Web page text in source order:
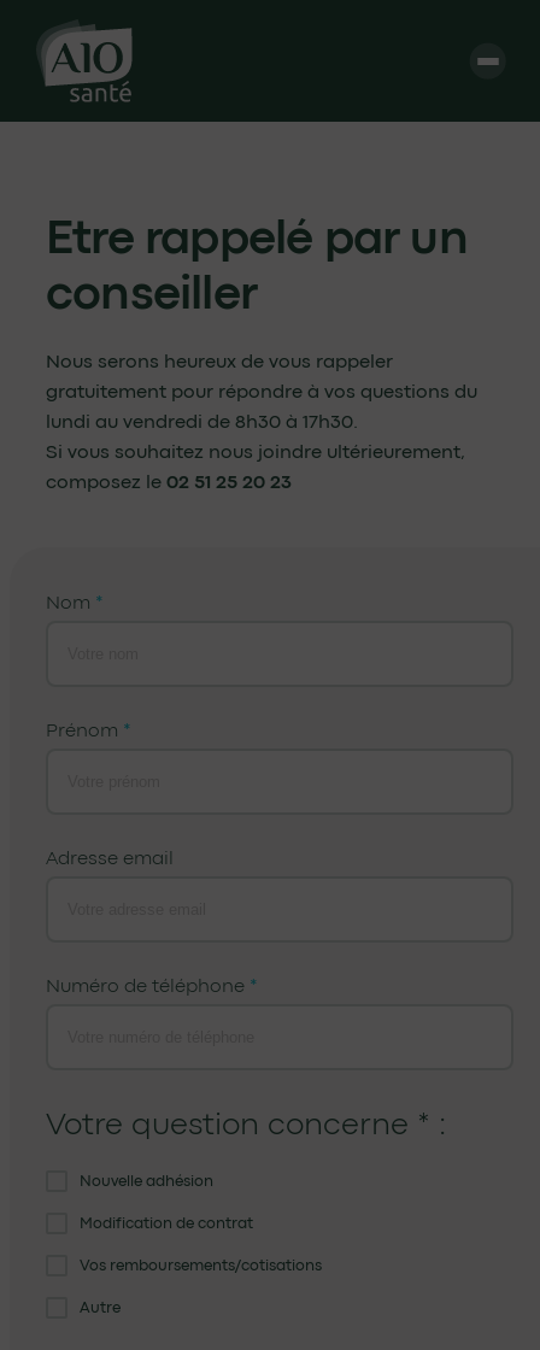
Etre rappelé par un
conseiller
Nous serons heureux de vous rappeler
gratuitement pour répondre à vos questions du
lundi au vendredi de 8h30 à 17h30.
Si vous souhaitez nous joindre ultérieurement,
composez le 02 51 25 20 23
Nom *
Prénom *
Adresse email
Numéro de téléphone *
Votre question concerne * :
Nouvelle adhésion
Modification de contrat
Vos remboursements/cotisations
Autre